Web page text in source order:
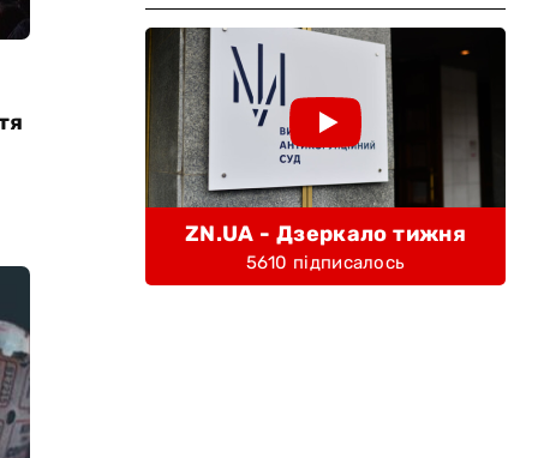
ZN.UA - Дзеркало тижня
5610 підписалось